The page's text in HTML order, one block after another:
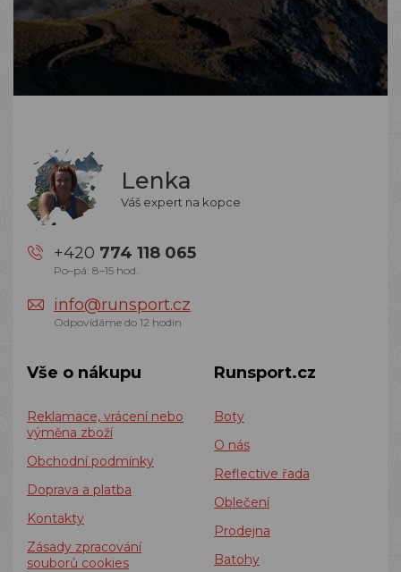
Lenka
Váš expert na kopce
+420 774 118 065
Po–pá: 8–15 hod.
info@runsport.cz
Odpovídáme do 12 hodin
Vše o nákupu
Reklamace, vrácení nebo
výměna zboží
Obchodní podmínky
Doprava a platba
Kontakty
Zásady zpracování
souborů cookies
Runsport.cz
Boty
O nás
Reflective řada
Oblečení
Prodejna
Batohy